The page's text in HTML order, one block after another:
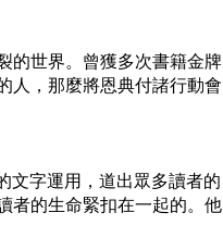
的世界。曾獲多次書籍金牌
人，那麼將恩典付諸行動會
文字運用，道出眾多讀者的
者的生命緊扣在一起的。他